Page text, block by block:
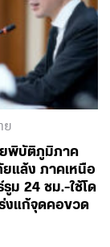
ยพิบัติภูมิภาค
ล้ง ภาคเหนือ
ม 24 ชม.-ใช้โด
งแก้จุดคอขวด